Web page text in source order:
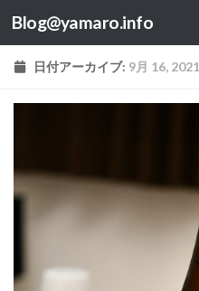
コンテンツへスキップ
Blog@yamaro.info
日付アーカイブ: 9月 16, 2021